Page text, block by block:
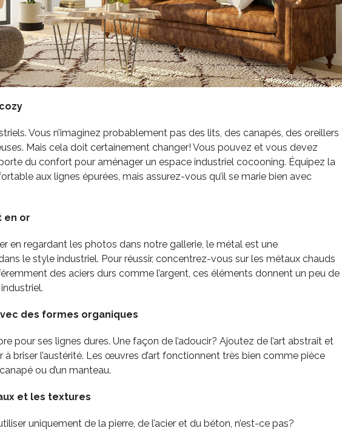
Vous n’imaginez probablement pas des lits, des canapés, des oreillers
Mais cela doit certainement changer! Vous pouvez et vous devez
du confort pour aménager un espace industriel cocooning. Équipez la
aux lignes épurées, mais assurez-vous qu’il se marie bien avec
en or
en regardant les photos dans notre gallerie, le métal est une
le style industriel. Pour réussir, concentrez-vous sur les métaux chauds
des aciers durs comme l’argent, ces éléments donnent un peu de
des formes organiques
pour ses lignes dures. Une façon de l’adoucir? Ajoutez de l’art abstrait et
à briser l’austérité. Les œuvres d’art fonctionnent très bien comme pièce
ou d’un manteau.
et les textures
uniquement de la pierre, de l’acier et du béton, n’est-ce pas?